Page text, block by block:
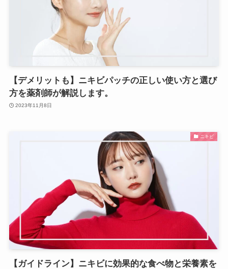
【デメリットも】ニキビパッチの正しい使い方と選び
方を薬剤師が解説します。
2023年11月8日
ニキビ
【ガイドライン】ニキビに効果的な食べ物と栄養素を